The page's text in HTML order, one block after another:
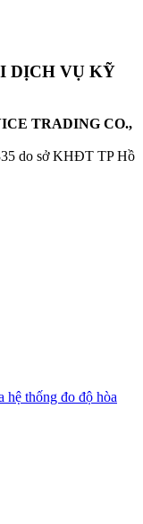
DỊCH VỤ KỸ
TRADING CO.,
do sở KHĐT TP Hồ
hệ thống đo độ hòa